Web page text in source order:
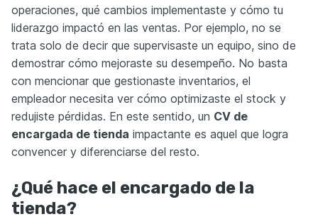
operaciones, qué cambios implementaste y cómo tu
liderazgo impactó en las ventas. Por ejemplo, no se
trata solo de decir que supervisaste un equipo, sino de
demostrar cómo mejoraste su desempeño. No basta
con mencionar que gestionaste inventarios, el
empleador necesita ver cómo optimizaste el stock y
redujiste pérdidas. En este sentido, un CV de
encargada de tienda impactante es aquel que logra
convencer y diferenciarse del resto.
¿Qué hace el encargado de la
tienda?